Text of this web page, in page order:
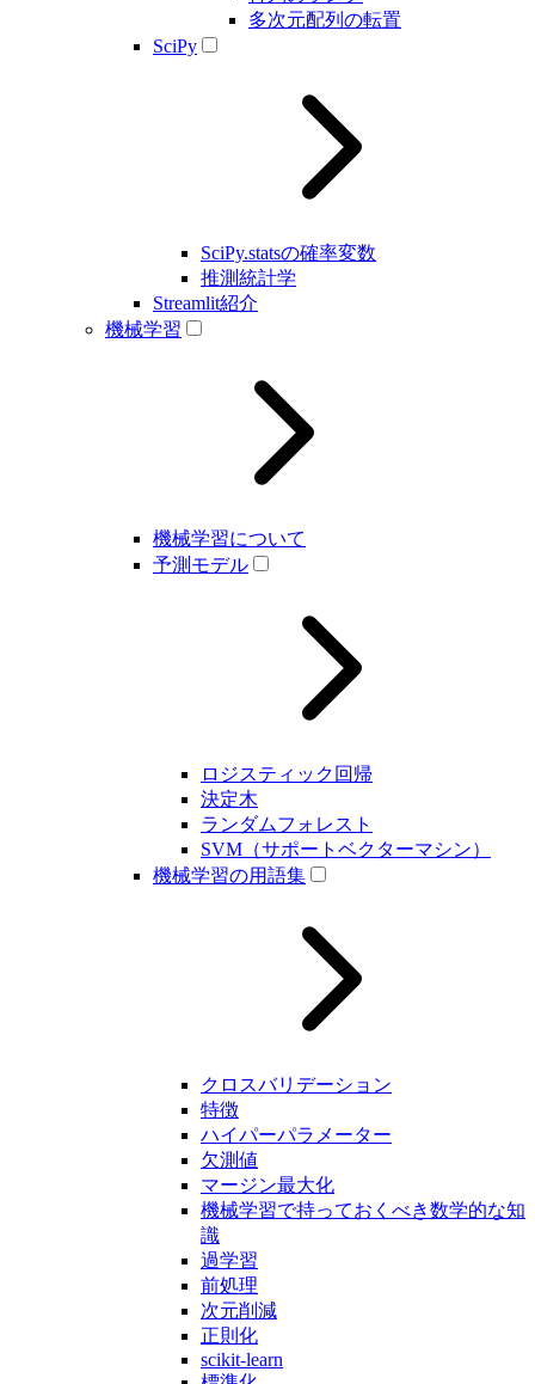
多次元配列の転置
SciPy
SciPy.statsの確率変数
推測統計学
Streamlit紹介
機械学習
機械学習について
予測モデル
ロジスティック回帰
決定木
ランダムフォレスト
SVM（サポートベクターマシン）
機械学習の用語集
クロスバリデーション
特徴
ハイパーパラメーター
欠測値
マージン最大化
機械学習で持っておくべき数学的な知
識
過学習
前処理
次元削減
正則化
scikit-learn